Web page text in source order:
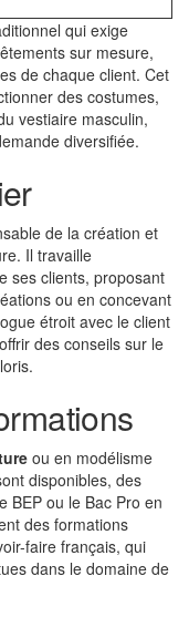
qui exige
sur mesure,
de chaque client. Cet
des costumes,
vestiaire masculin,
diversifiée.
de la création et
Il travaille
ses clients, proposant
ou en concevant
étroit avec le client
des conseils sur le
ou en modélisme
disponibles, des
BEP ou le Bac Pro en
des formations
faire français, qui
dans le domaine de